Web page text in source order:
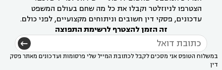
הצטרפו לניוזלטר וקבלו את כל מה שחם בעולם המשפט
עדכונים, פסקי דין חשובים וניתוחים מקצועיים, לפני כולם.
זה הזמן להצטרף לרשימת התפוצה
במשלוח הטופס אני מסכים לקבל לכתובת המייל שלי פרסומות ועדכונים מאתר פסק
דין